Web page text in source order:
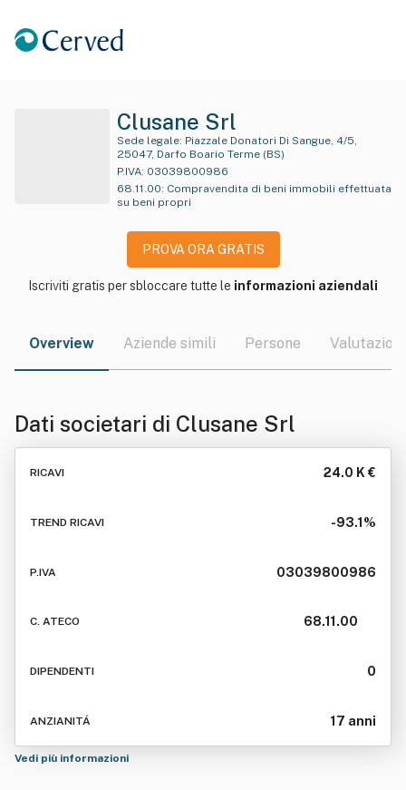
Clusane Srl
Sede legale:
25047, Darfo Boario Terme (BS)
P.IVA: 03039800986
68.11.00: Compravendita di beni immobili effettuata
su beni propri
PROVA ORA GRATIS
Iscriviti gratis per sbloccare tutte le informazioni aziendali
Overview Aziende simili Persone Valutazioni
Dati societari di Clusane Srl
RICAVI 24.0 K €
TREND RICAVI -93.1%
P.IVA 03039800986
C. ATECO 68.11.00
DIPENDENTI 0
ANZIANITÁ 17 anni
Vedi più informazioni